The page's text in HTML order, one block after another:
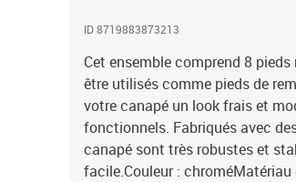
ID 8719883873213
Cet ensemble comprend 8
être utilisés comme pieds de
votre canapé un look frais et
fonctionnels. Fabriqués avec
canapé sont très robustes et
facile.Couleur :